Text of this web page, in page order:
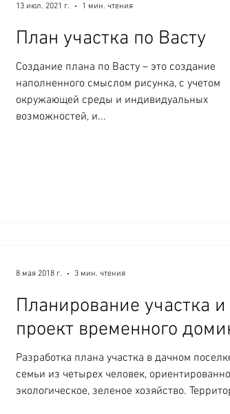
План участка по Васту
Создание плана по Васту – это создание
наполненного смыслом рисунка, с учетом
окружающей среды и индивидуальных
возможностей, и...
13 июл. 2021 г. 1 мин. чтения
Планирование участка и
проект временного
Разработка плана участка в дачном
семьи из четырех человек,
экологическое, зеленое хозяйство.
8 мая 2018 г. 3 мин. чтения